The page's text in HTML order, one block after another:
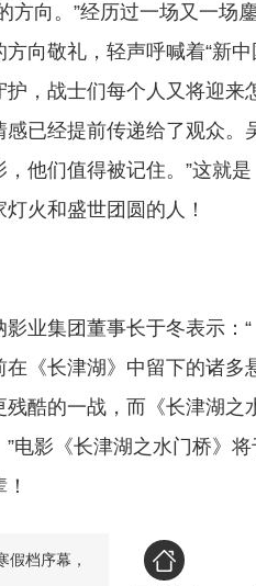
方向。”经历过一场又一
向敬礼，轻声呼喊着“新
，战士们每个人又将迎
已经提前传递给了观众
他们值得被记住。”这就
火和盛世团圆的人！
业集团董事长于冬表示
《长津湖》中留下的诸
酷的一战，而《长津湖之
电影《长津湖之水门桥》
假档序幕，